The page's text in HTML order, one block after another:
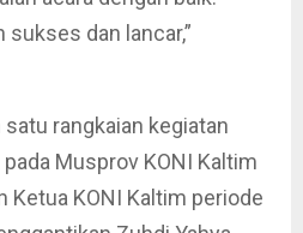
dan lancar,”
rangkaian kegiatan
Musprov KONI Kaltim
Ketua KONI Kaltim periode